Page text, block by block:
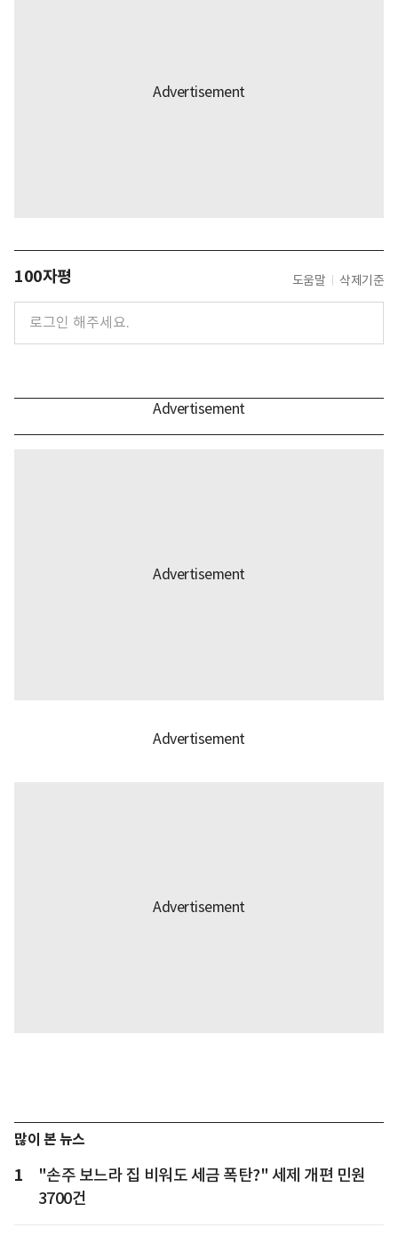
100자평 도움말 삭제기준
많이 본 뉴스
1
"손주 보느라 집 비워도 세금 폭탄?" 세제 개편 민원
3700건